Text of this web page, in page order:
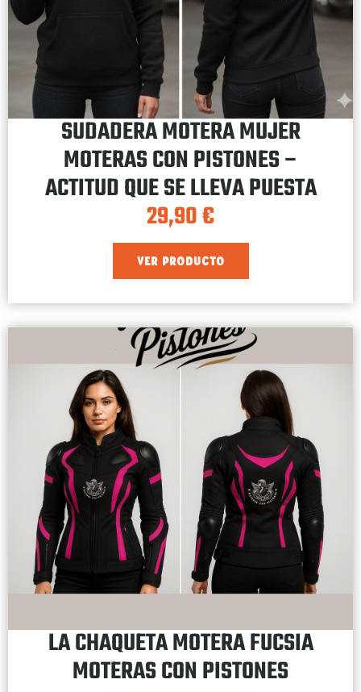
SUDADERA MOTERA MUJER
MOTERAS CON PISTONES –
ACTITUD QUE SE LLEVA PUESTA
29,90€
VER PRODUCTO
LA CHAQUETA MOTERA FUCSIA
MOTERAS CON PISTONES